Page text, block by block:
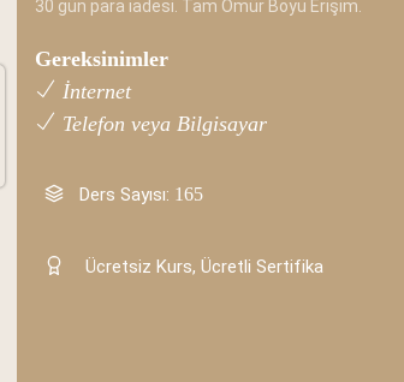
30 gün para iadesi. Tam Ömür Boyu Erişim.
Gereksinimler
İnternet
Telefon veya Bilgisayar
Ders Sayısı: 165
Ücretsiz Kurs, Ücretli Sertifika